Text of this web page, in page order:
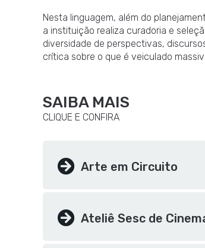
Nesta linguagem, além do
a instituição realiza curadoria e
diversidade de perspectivas,
crítica sobre o que é veiculado
SAIBA MAIS
CLIQUE E CONFIRA
Arte em Circuito
Ateliê Sesc de